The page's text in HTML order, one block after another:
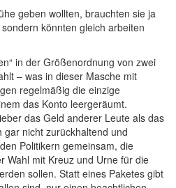
geben wollten, brauchten sie ja
könnten gleich arbeiten
in der Größenordnung von zwei
– was in dieser Masche mit
regelmäßig die einzige
das Konto leergeräumt.
das Geld anderer Leute als das
nicht zurückhaltend und
Politikern gemeinsam, die
Wahl mit Kreuz und Urne für die
sollen. Statt eines Paketes gibt